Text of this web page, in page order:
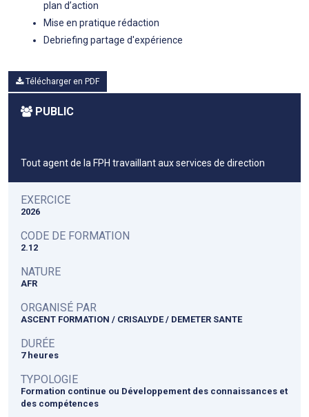
plan d’action
Mise en pratique rédaction
Debriefing partage d'expérience
Télécharger en PDF
PUBLIC
Tout agent de la FPH travaillant aux services de direction
EXERCICE
2026
CODE DE FORMATION
2.12
NATURE
AFR
ORGANISÉ PAR
ASCENT FORMATION / CRISALYDE / DEMETER SANTE
DURÉE
7 heures
TYPOLOGIE
Formation continue ou Développement des connaissances et
des compétences